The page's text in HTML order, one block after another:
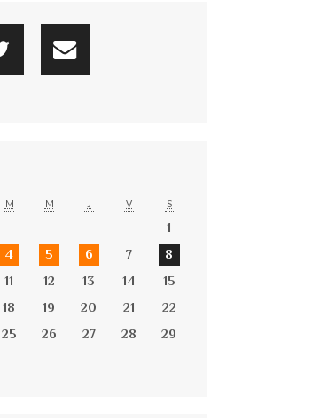
M M J V S
1
4 5 6 7
8
11 12 13 14
15
18 19 20 21
22
25 26 27 28
29